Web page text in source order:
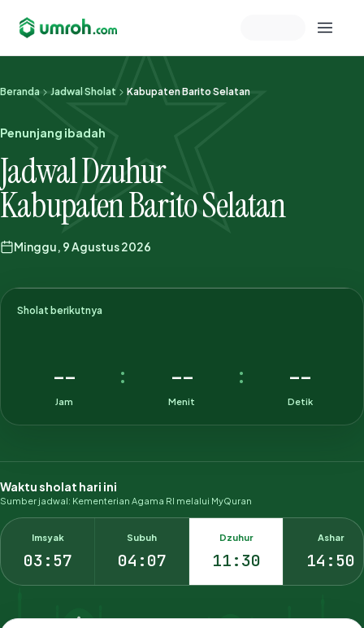
Memeriksa sesi akun
Beranda Jadwal Sholat Kabupaten Barito Selatan
Penunjang ibadah
Jadwal Dzuhur
Kabupaten Barito Selatan
Minggu, 9 Agustus 2026
Sholat berikutnya
--
Jam
: --
Menit
: --
Detik
Waktu sholat hari ini
Sumber jadwal: Kementerian Agama RI melalui MyQuran
Imsyak
03:57
Subuh
04:07
Dzuhur
11:30
Ashar
14:50